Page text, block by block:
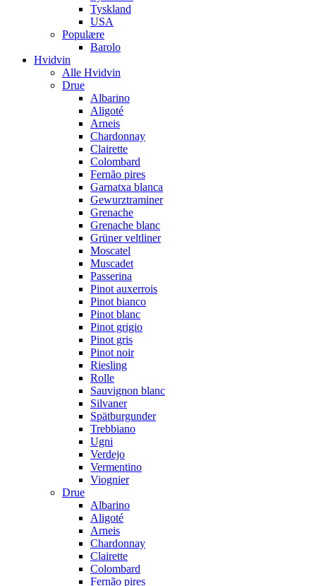
Tyskland
USA
Populære
Barolo
Hvidvin
Alle Hvidvin
Drue
Albarino
Aligoté
Arneis
Chardonnay
Clairette
Colombard
Fernão pires
Garnatxa blanca
Gewurztraminer
Grenache
Grenache blanc
Grüner veltliner
Moscatel
Muscadet
Passerina
Pinot auxerrois
Pinot bianco
Pinot blanc
Pinot grigio
Pinot gris
Pinot noir
Riesling
Rolle
Sauvignon blanc
Silvaner
Spätburgunder
Trebbiano
Ugni
Verdejo
Vermentino
Viognier
Drue
Albarino
Aligoté
Arneis
Chardonnay
Clairette
Colombard
Fernão pires